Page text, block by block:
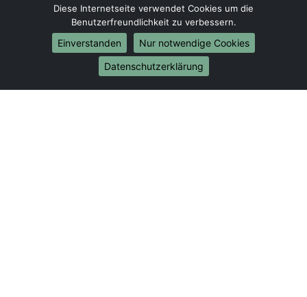
Umzug von Bochum nach Wuppertal
Umzug von Bochum nach Bielefeld
Umzug von Bochum nach Bonn
Umzug von Bochum nach Münster
Diese Internetseite verwendet Cookies um die
Benutzerfreundlichkeit zu verbessern.
Einverstanden
Nur notwendige Cookies
Datenschutzerklärung